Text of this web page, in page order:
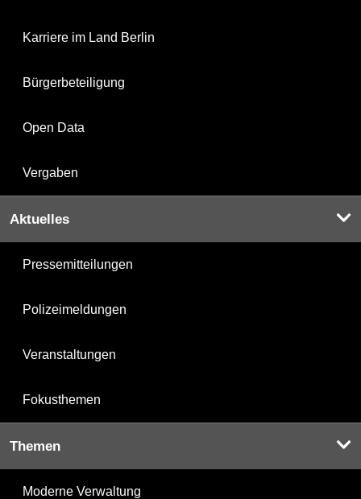
Karriere im Land Berlin
Bürgerbeteiligung
Open Data
Vergaben
Aktuelles
Pressemitteilungen
Polizeimeldungen
Veranstaltungen
Fokusthemen
Themen
Moderne Verwaltung